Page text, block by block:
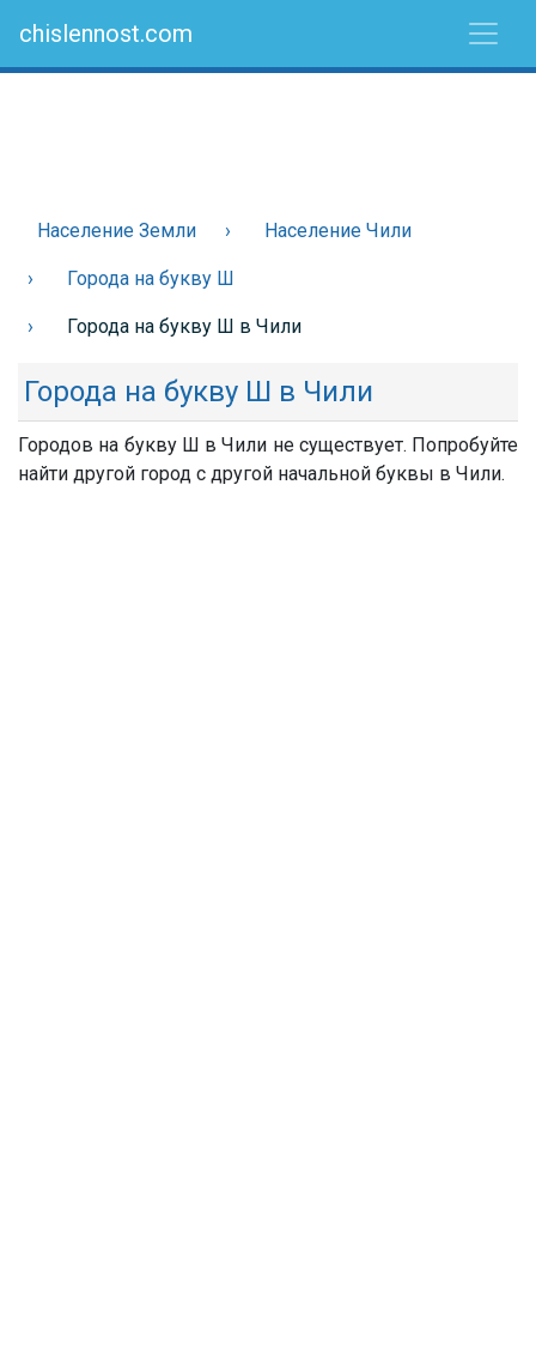
chislennost.com
Население Земли Население Чили
Города на букву Ш
Города на букву Ш в Чили
Города на букву Ш в Чили
Городов на букву Ш в Чили не существует. Попробуйте
найти другой город с другой начальной буквы в Чили.